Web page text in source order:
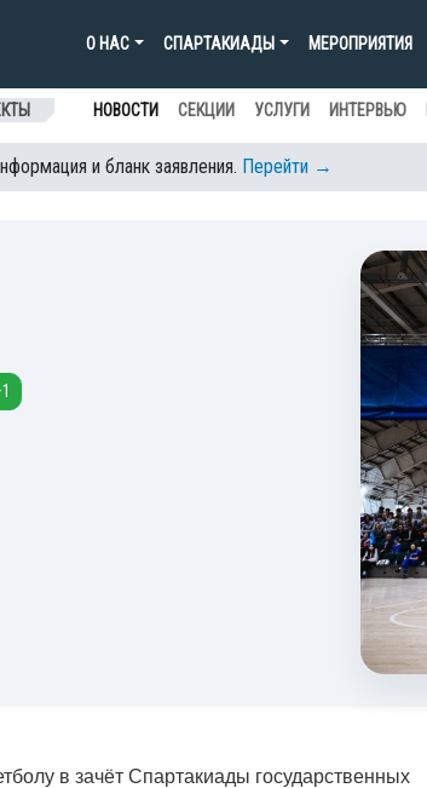
О НАС СПАРТАКИАДЫ МЕРОПРИЯТИЯ
НОВОСТИ СЕКЦИИ УСЛУГИ ИНТЕРВЬЮ
и бланк заявления. Перейти →
в зачёт Спартакиады государственных